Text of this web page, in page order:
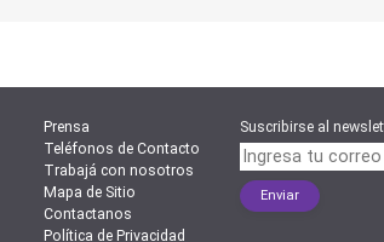
Prensa
Teléfonos de Contacto
Trabajá con nosotros
Mapa de Sitio
Contactanos
Política de Privacidad
Suscribirse al